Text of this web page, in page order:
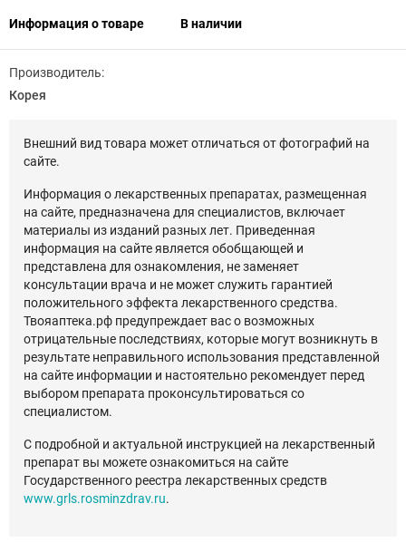
Информация о товаре В наличии
Производитель:
Корея
Внешний вид товара может отличаться от фотографий на
сайте.
Информация о лекарственных препаратах, размещенная
на сайте, предназначена для специалистов, включает
материалы из изданий разных лет. Приведенная
информация на сайте является обобщающей и
представлена для ознакомления, не заменяет
консультации врача и не может служить гарантией
положительного эффекта лекарственного средства.
Твояаптека.рф предупреждает вас о возможных
отрицательные последствиях, которые могут возникнуть в
результате неправильного использования представленной
на сайте информации и настоятельно рекомендует перед
выбором препарата проконсультироваться со
специалистом.
С подробной и актуальной инструкцией на лекарственный
препарат вы можете ознакомиться на сайте
Государственного реестра лекарственных средств
www.grls.rosminzdrav.ru.